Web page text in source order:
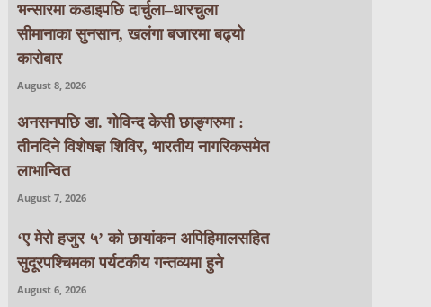
भन्सारमा कडाइपछि दार्चुला–धारचुला
सीमानाका सुनसान, खलंगा बजारमा बढ्यो
कारोबार
August 8, 2026
अनसनपछि डा. गोविन्द केसी छाङ्गरुमा :
तीनदिने विशेषज्ञ शिविर, भारतीय नागरिकसमेत
लाभान्वित
August 7, 2026
‘ए मेरो हजुर ५’ को छायांकन अपिहिमालसहित
सुदूरपश्चिमका पर्यटकीय गन्तव्यमा हुने
August 6, 2026